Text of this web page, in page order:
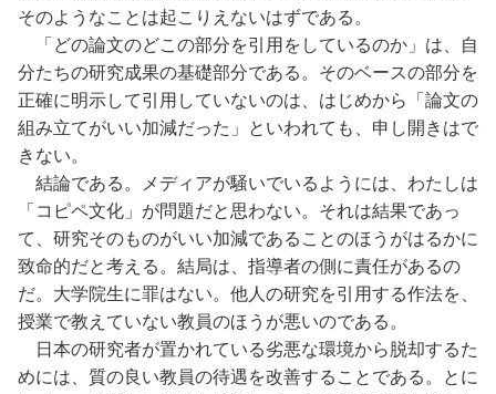
そのようなことは起こりえないはずである。
「どの論文のどこの部分を引用をしているのか」は、自
分たちの研究成果の基礎部分である。そのベースの部分を
正確に明示して引用していないのは、はじめから「論文の
組み立てがいい加減だった」といわれても、申し開きはで
きない。
結論である。メディアが騒いでいるようには、わたしは
「コピペ文化」が問題だと思わない。それは結果であっ
て、研究そのものがいい加減であることのほうがはるかに
致命的だと考える。結局は、指導者の側に責任があるの
だ。大学院生に罪はない。他人の研究を引用する作法を、
授業で教えていない教員のほうが悪いのである。
日本の研究者が置かれている劣悪な環境から脱却するた
めには、質の良い教員の待遇を改善することである。とに